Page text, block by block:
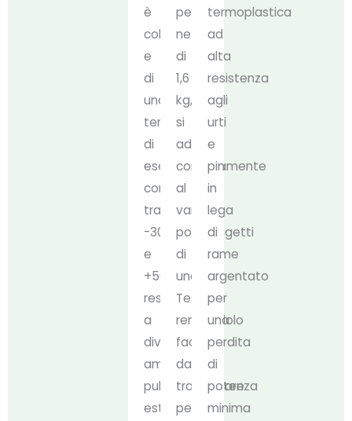
è
collegato)
e
di
una
temperatura
di
esercizio
compresa
tra
-30°C
e
+50°C,
resiste
a
diversi
ambienti
pubblici
esterni,
peso
netto
di
1,6
kg,
si
adatta
comodamente
al
vano
portaoggetti
di
una
Tesla,
rendendolo
facile
da
trasportare
per
termoplastica
ad
alta
resistenza
agli
urti
e
pin
in
lega
di
rame
argentato
per
una
perdita
di
potenza
minima